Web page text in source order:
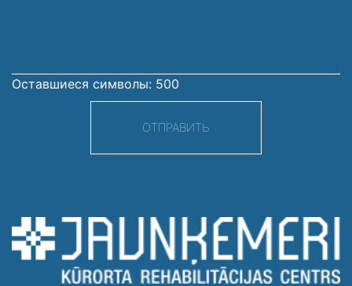
Оставшиеся символы: 500
ОТПРАВИТЬ